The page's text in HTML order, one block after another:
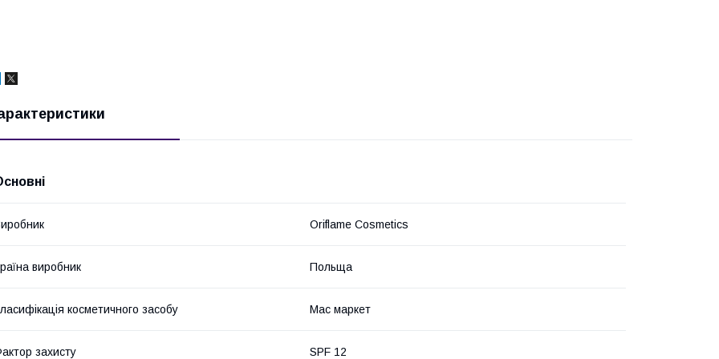
Oriflame Cosmetics
виробник Польща
косметичного засобу Мас маркет
захисту SPF 12